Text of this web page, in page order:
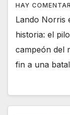
HAY
Lando Norris
historia: el
campeón del
fin a una